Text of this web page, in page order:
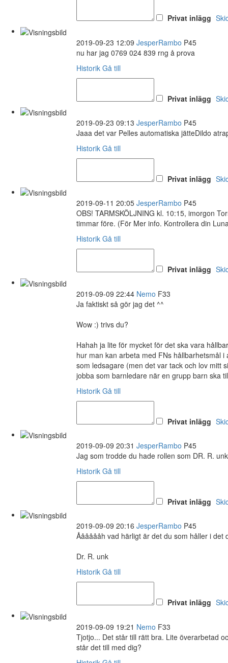
Privat inlägg
2019-09-23 12:09 JesperRambo P45
nu har jag 0769 024 839 rng å prova
Historik Gå till
Privat inlägg
2019-09-23 09:13 JesperRambo P45
Jaaa det var Pelles automatiska jätteDildo
Historik Gå till
Privat inlägg
2019-09-11 20:05 JesperRambo P45
OBS! TARMSKÖLJNING kl. 10:15, imorgon
timmar före. (För Mer info. Kontrollera din
Historik Gå till
Privat inlägg
2019-09-09 22:44 Nemo F33
Ja faktiskt så gör jag det ^^
Wow :) trivs du?
Hahah ja lite för mycket för det ska vara
hur man kan arbeta med FNs hållbarhetsmål
som ledsagare (men det var tack och lov mitt
jobba som barnledare när en grupp barn ska
Historik Gå till
Privat inlägg
2019-09-09 20:31 JesperRambo P45
Jag som trodde du hade rollen som DR. R.
Historik Gå till
Privat inlägg
2019-09-09 20:16 JesperRambo P45
Ååååååh vad härligt är det du som håller i det
Dr. R. unk
Historik Gå till
Privat inlägg
2019-09-09 19:21 Nemo F33
Tjotjo... Det står till rätt bra. Lite överarbetad
står det till med dig?